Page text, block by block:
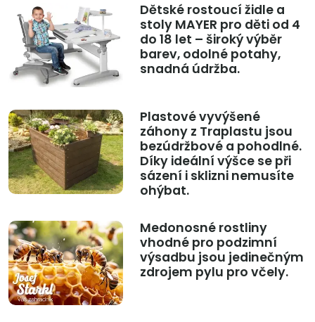
Dětské rostoucí židle a
stoly MAYER pro děti od 4
do 18 let – široký výběr
barev, odolné potahy,
snadná údržba.
Plastové vyvýšené
záhony z Traplastu jsou
bezúdržbové a pohodlné.
Díky ideální výšce se při
sázení i sklizni nemusíte
ohýbat.
Medonosné rostliny
vhodné pro podzimní
výsadbu jsou jedinečným
zdrojem pylu pro včely.